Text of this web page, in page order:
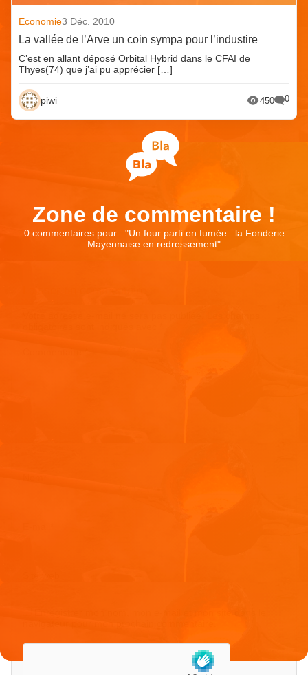
Economie3 Déc. 2010
La vallée de l’Arve un coin sympa pour l’industire
C’est en allant déposé Orbital Hybrid dans le CFAI de
Thyes(74) que j’ai pu apprécier […]
piwi 450 0
Zone de commentaire !
0 commentaires pour : "Un four parti en fumée : la Fonderie
Mayennaise en redressement"